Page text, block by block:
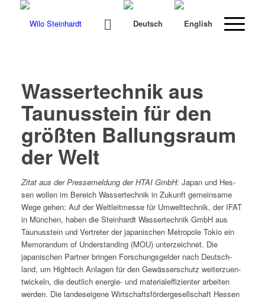
Wassertechnik aus
Taunusstein für den
größten Ballungsraum
der Welt
Zitat aus der Pressemel­dung der HTAI GmbH:Japan und Hes­
sen wollen im Bere­ich Wassertech­nik in Zukun­ft gemein­same
Wege gehen: Auf der Weltleitmesse für Umwelt­tech­nik, der IFAT
in München, haben die Stein­hardt Wassertech­nik GmbH aus
Taunusstein und Vertreter der japanis­chen Metro­pole Tokio ein
Mem­o­ran­dum of Under­stand­ing (MOU) unterze­ich­net. Die
japanis­chen Part­ner brin­gen Forschungs­gelder nach Deutsch­
land, um High­tech Anla­gen für den Gewässer­schutz weit­erzuen­
twick­eln, die deut­lich energie- und mate­ri­al­ef­fizien­ter arbeit­en
wer­den. Die lan­de­seigene Wirtschafts­förderge­sellschaft Hes­sen